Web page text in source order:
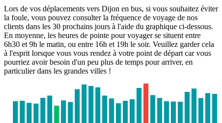
Lors de vos déplacements vers Dijon en bus, si vous souhaitez éviter
la foule, vous pouvez consulter la fréquence de voyage de nos
clients dans les 30 prochains jours à l'aide du graphique ci-dessous.
En moyenne, les heures de pointe pour voyager se situent entre
6h30 et 9h le matin, ou entre 16h et 19h le soir. Veuillez garder cela
à l'esprit lorsque vous vous rendez à votre point de départ car vous
pourriez avoir besoin d'un peu plus de temps pour arriver, en
particulier dans les grandes villes !